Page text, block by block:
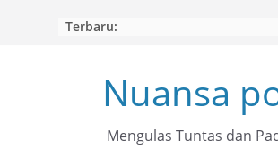
Terbaru:
Nuansa
Mengulas Tuntas dan